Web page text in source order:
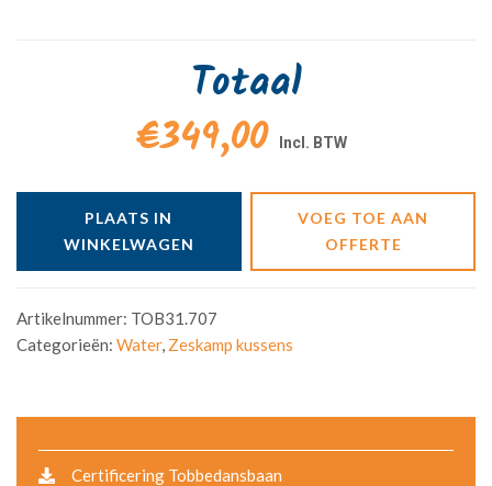
Totaal
€349,00
PLAATS IN
WINKELWAGEN
VOEG TOE AAN
OFFERTE
Artikelnummer: TOB31.707
Categorieën: Water, Zeskamp kussens
Certificering Tobbedansbaan